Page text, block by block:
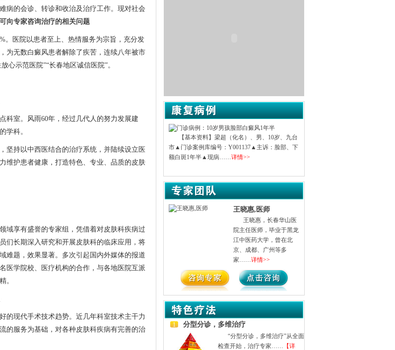
病的会诊、转诊和收治及治疗工作。现对社会
向专家咨询治疗的相关问题
。医院以患者至上、热情服务为宗旨，充分发
为无数白癜风患者解除了疾苦，连续八年被市
心示范医院”“长春地区诚信医院”。
科室。风雨60年，经过几代人的努力发展建
学科。
坚持以中西医结合的治疗系统，并陆续设立医
维护患者健康，打造特色、专业、品质的皮肤
域享有盛誉的专家组，凭借着对皮肤科疾病过
们长期深入研究和开展皮肤科的临床应用，将
难题，效果显著。多次引起国内外媒体的报道
医学院校、医疗机构的合作，与各地医院互派
精。
的现代手术技术趋势。近几年科室技术主干力
的服务为基础，对各种皮肤科疾病有完善的治
：脸部白斑2
市▲门诊案例库编号：Y001137▲主诉：脸部、下
额白斑1年半▲现病……
详情>>
【基本资料】姓名：刘蓉；女；21岁；吉林
▲门诊案例库编号：X121142
▲主诉：颈部白斑一年
院主任医师，毕业于黑龙
江中医药大学，曾在北
京、成都、广州等多
家……详情>>
王晓惠,医师
王晓惠，长春华山医
院主任医师，毕业于黑龙
江中医药大学，曾在北
京、成都、广州等多
家……
1 分型分诊，多维治疗
“分型分诊，多维治疗”从全面
检查开始，治疗专家…… 【详